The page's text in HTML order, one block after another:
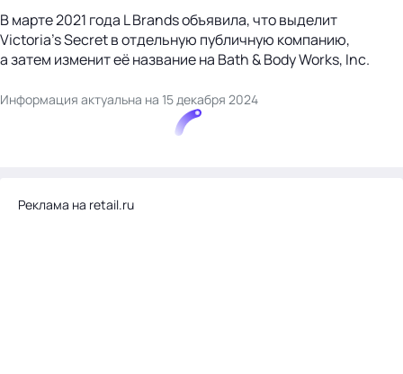
В марте 2021 года L Brands объявила, что выделит
Victoria’s Secret в отдельную публичную компанию,
а затем изменит её название на Bath & Body Works, Inc.
Информация актуальна на 15 декабря 2024
Реклама на retail.ru